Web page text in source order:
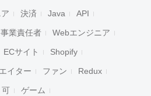
決済 Java API
事業責任者 Webエンジニア
ECサイト Shopify
イター ファン Redux
可 ゲーム